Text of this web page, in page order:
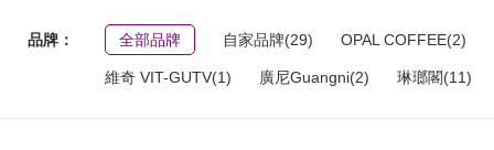
品牌： 全部品牌 自家品牌(29) OPAL COFFEE(2)
維奇 VIT-GUTV(1) 廣尼Guangni(2) 琳瑯閣(11)